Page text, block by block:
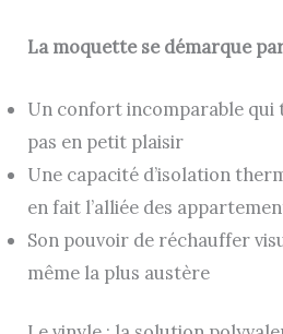
La moquette se démarque
Un confort incomparable qui
pas en petit plaisir
Une capacité d’isolation
en fait l’alliée des
Son pouvoir de réchauffer
même la plus austère